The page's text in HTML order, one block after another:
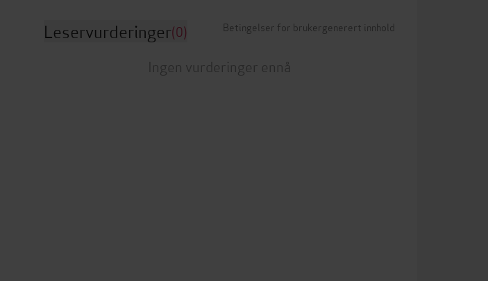
Leservurderinger(0) Betingelser for brukergenerert innhold
Ingen vurderinger ennå